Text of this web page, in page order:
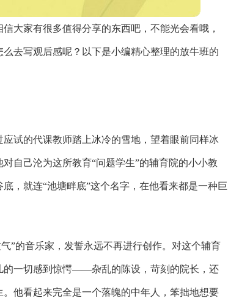
大家有很多值得分享的东西吧，不能光会看哦，
去写观后感呢？以下是小编精心整理的放牛班的
应试的代课教师踏上冰冷的雪地，望着眼前同样冰
自己沦为这所教育“问题学生”的辅育院的小小教
，就连“池塘畔底”这个名字，在他看来都是一种巨
”的音乐家，发誓永远不再进行创作。对这个辅育
的一切感到惊愕——杂乱的陈设，苛刻的院长，还
他看起来完全是一个落魄的中年人，笨拙地想要